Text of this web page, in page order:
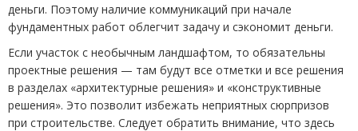
деньги. Поэтому наличие коммуникаций при начале
фундаментных работ облегчит задачу и сэкономит деньги.
Если участок с необычным ландшафтом, то обязательны
проектные решения — там будут все отметки и все решения
в разделах «архитектурные решения» и «конструктивные
решения». Это позволит избежать неприятных сюрпризов
при строительстве. Следует обратить внимание, что здесь